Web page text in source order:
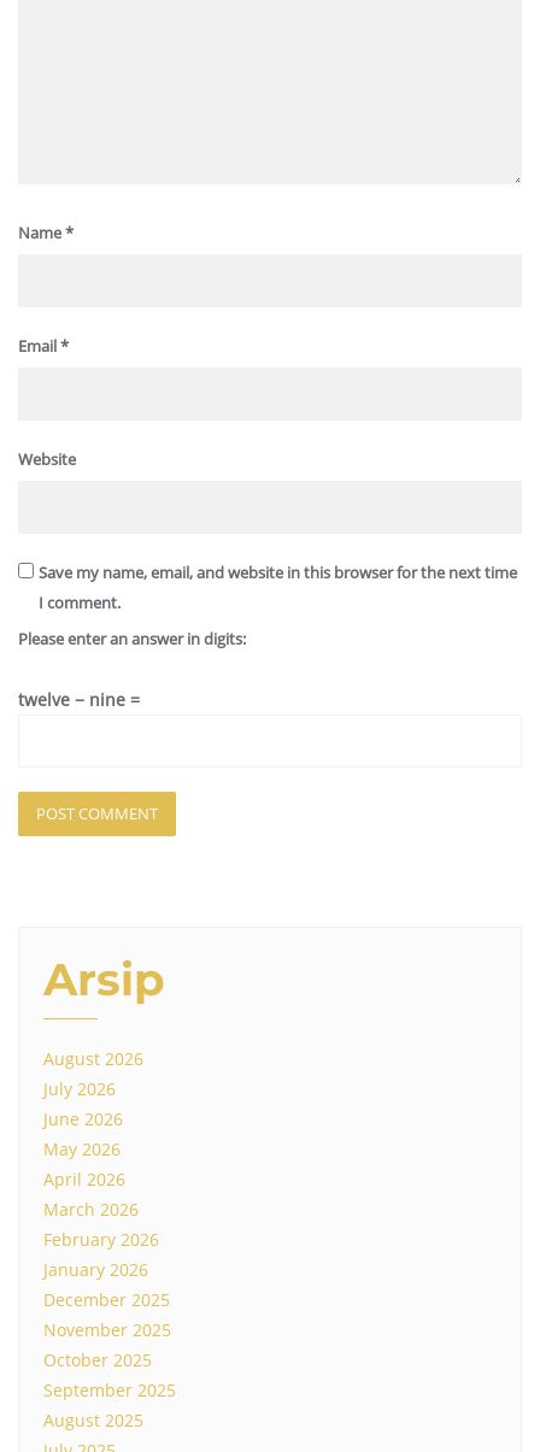
Name*
Email*
Website
Save my name, email, and website in this browser for the next time
I comment.
Please enter an answer in digits:
twelve − nine =
Arsip
August 2026
July 2026
June 2026
May 2026
April 2026
March 2026
February 2026
January 2026
December 2025
November 2025
October 2025
September 2025
August 2025